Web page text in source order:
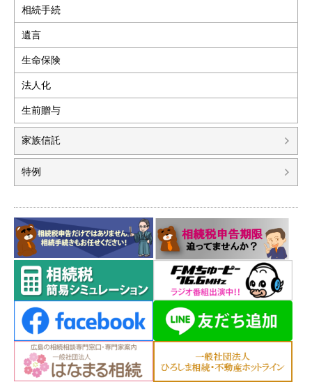
相続手続
遺言
生命保険
法人化
生前贈与
家族信託
特例